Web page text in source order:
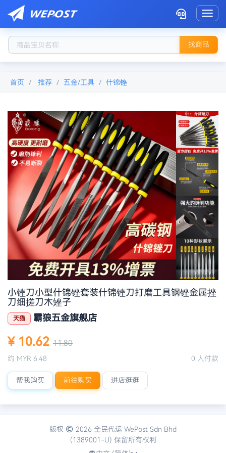
找商品
首页 推荐 五金/工具 什锦锉
小锉刀小型什锦锉套装什锦锉刀打磨工具钢锉金属挫
刀细搓刀木矬子
天猫 霸狼五金旗舰店
¥ 10.62 11.80
0 人付款
约 MYR 6.48
帮我购买 前往购买 进店逛逛
版权
2026 全民代运 WePost Sdn Bhd
(1389001-U) 保留所有权利